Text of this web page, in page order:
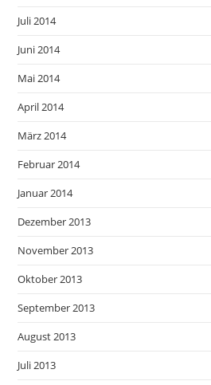
Juli 2014
Juni 2014
Mai 2014
April 2014
März 2014
Februar 2014
Januar 2014
Dezember 2013
November 2013
Oktober 2013
September 2013
August 2013
Juli 2013